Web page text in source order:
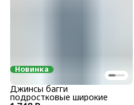
Новинка
Джинсы багги
подростковые широкие